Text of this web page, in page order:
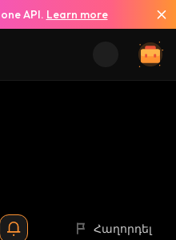
API. Learn more
Հաղորդել